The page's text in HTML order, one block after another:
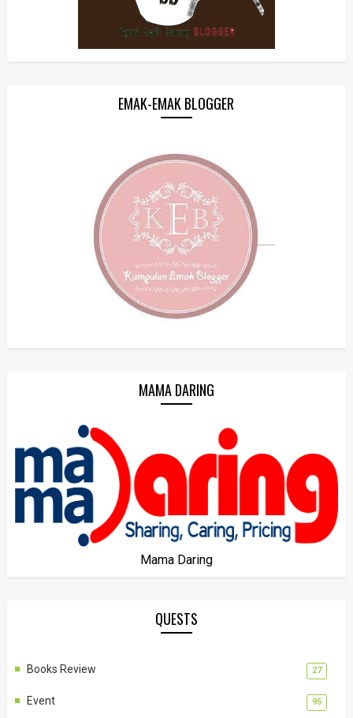
EMAK-EMAK BLOGGER
MAMA DARING
Mama Daring
QUESTS
Books Review 27
Event 95